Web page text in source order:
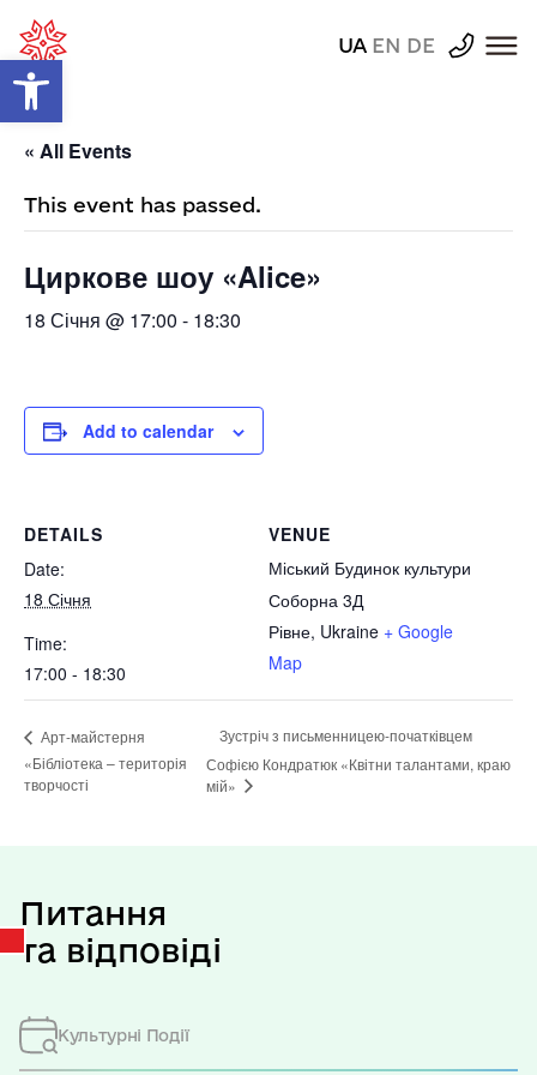
Відкрити Панель інструментів
UA EN DE
« All Events
This event has passed.
Циркове шоу «Alice»
18 Січня @ 17:00 - 18:30
Add to calendar
DETAILS
Date:
18 Січня
Time:
17:00 - 18:30
VENUE
Міський Будинок культури
Соборна 3Д
Рівне, Ukraine + Google
Map
Арт-майстерня
«Бібліотека – територія
творчості
Зустріч з письменницею-початківцем
Софією Кондратюк «Квітни талантами, краю
мій»
Питання
та відповіді
Культурні Події